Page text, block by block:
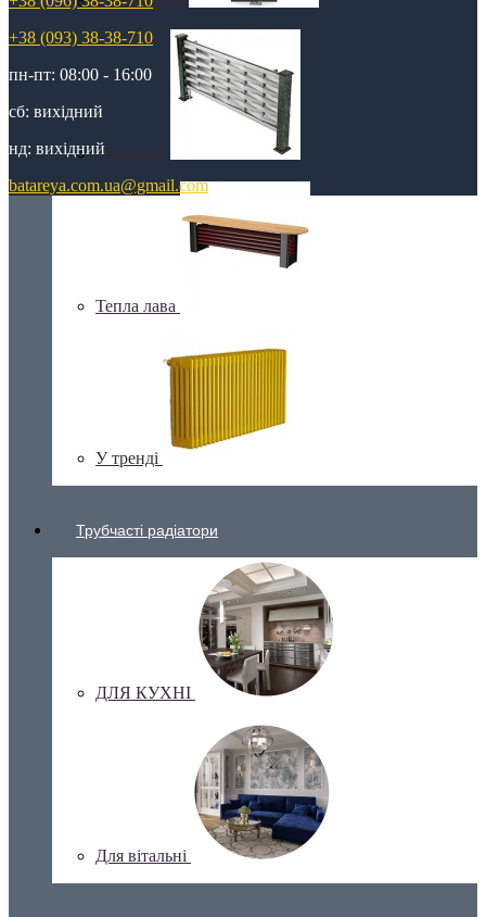
З каменю
Тепла лава
У тренді
Трубчасті радіатори
ДЛЯ КУХНІ
Для вітальні
+38 (093) 38-38-710
пн-пт: 08:00 - 16:00
сб: вихідний
нд: вихідний
batareya.com.ua@gmail.com